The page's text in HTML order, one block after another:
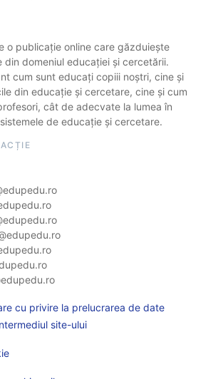
o publicație online care găzduiește
din domeniul educației și cercetării.
cum sunt educați copiii noștri, cine și
din educație și cercetare, cine și cum
cât de adecvate la lumea în
de educație și cercetare.
cu privire la prelucrarea de date
site-ului